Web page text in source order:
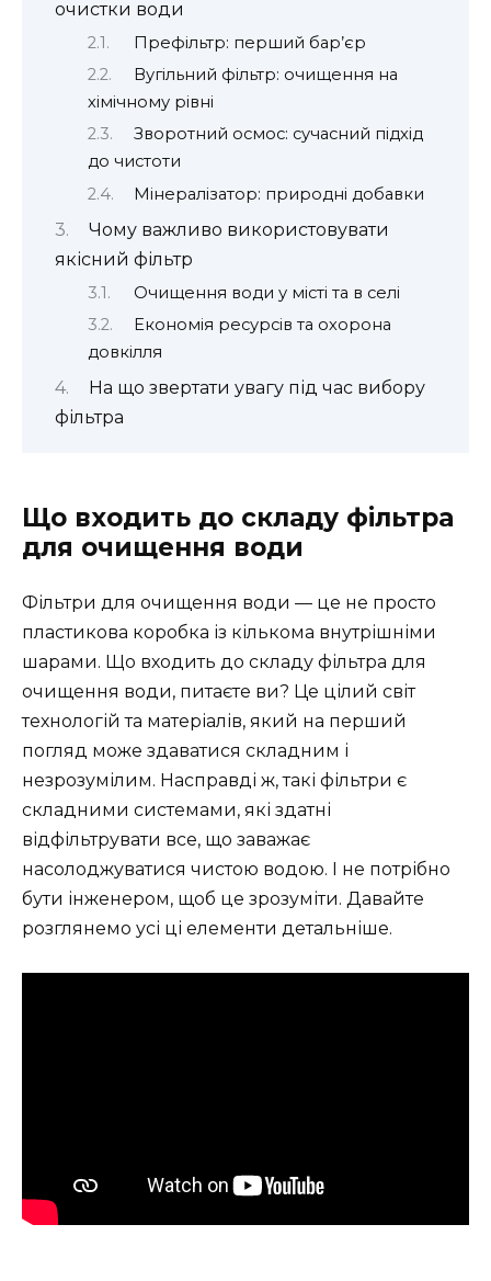
очистки води
Префільтр: перший бар’єр
Вугільний фільтр: очищення на
хімічному рівні
Зворотний осмос: сучасний підхід
до чистоти
Мінералізатор: природні добавки
Чому важливо використовувати
якісний фільтр
Очищення води у місті та в селі
Економія ресурсів та охорона
довкілля
На що звертати увагу під час вибору
фільтра
Що входить до складу фільтра
для очищення води
Фільтри для очищення води — це не просто
пластикова коробка із кількома внутрішніми
шарами. Що входить до складу фільтра для
очищення води, питаєте ви? Це цілий світ
технологій та матеріалів, який на перший
погляд може здаватися складним і
незрозумілим. Насправді ж, такі фільтри є
складними системами, які здатні
відфільтрувати все, що заважає
насолоджуватися чистою водою. І не потрібно
бути інженером, щоб це зрозуміти. Давайте
розглянемо усі ці елементи детальніше.